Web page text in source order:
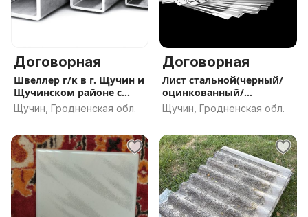
Договорная
Швеллер г/к в г. Щучин и
Щучинском районе с
ДОСТАВКОЙС
Щучин, Гродненская обл.
Договорная
Лист стальной(черный/
оцинкованный/
рифленый) г. Щучин и
Щучинском районе с
Щучин, Гродненская обл.